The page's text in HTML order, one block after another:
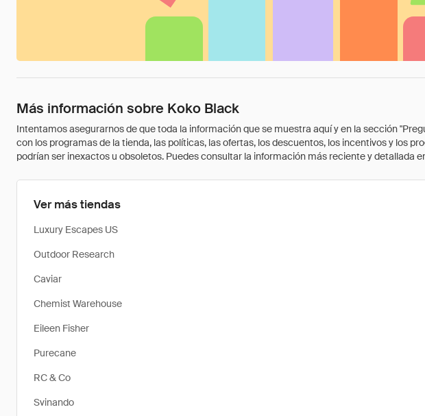
Más información sobre Koko Black
Intentamos asegurarnos de que toda la información que se muestra aquí y en la sección
con los programas de la tienda, las políticas, las ofertas, los descuentos, los incentivos y los
podrían ser inexactos u obsoletos. Puedes consultar la información más reciente y detallada
Ver más tiendas
Luxury Escapes US
Outdoor Research
Caviar
Chemist Warehouse
Eileen Fisher
Purecane
RC & Co
Svinando